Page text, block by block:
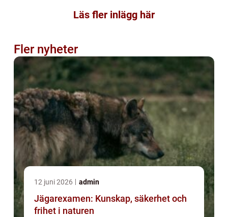
Läs fler inlägg här
Fler nyheter
12 juni 2026 admin
Jägarexamen: Kunskap, säkerhet och
frihet i naturen